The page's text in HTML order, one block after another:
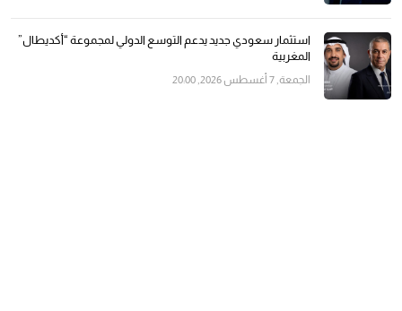
استثمار سعودي جديد يدعم التوسع الدولي لمجموعة “أكديطال”
المغربية
الجمعة, 7 أغسطس 2026, 20:00